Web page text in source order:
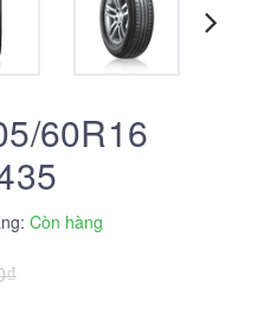
60R16
Còn hàng